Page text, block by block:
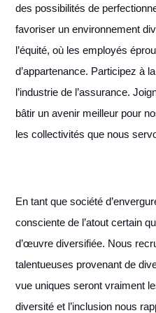
des possibilités de
favoriser un environnement
l’équité, où les employés
d’appartenance. Participez à
l’industrie de l’assurance.
bâtir un avenir meilleur pour
les collectivités que nous
En tant que société
consciente de l’atout certain
d’œuvre diversifiée. Nous
talentueuses provenant de
vue uniques seront vraiment
diversité et l’inclusion nous